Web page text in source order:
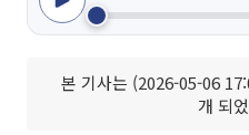
본 기사는 (2026-05-06
개 되